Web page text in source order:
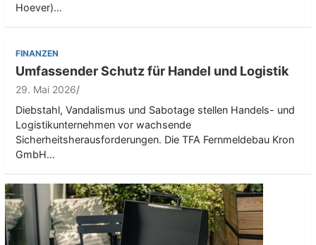
Hoever)…
FINANZEN
Umfassender Schutz für Handel und Logistik
29. Mai 2026
Diebstahl, Vandalismus und Sabotage stellen Handels- und
Logistikunternehmen vor wachsende
Sicherheitsherausforderungen. Die TFA Fernmeldebau Kron
GmbH…